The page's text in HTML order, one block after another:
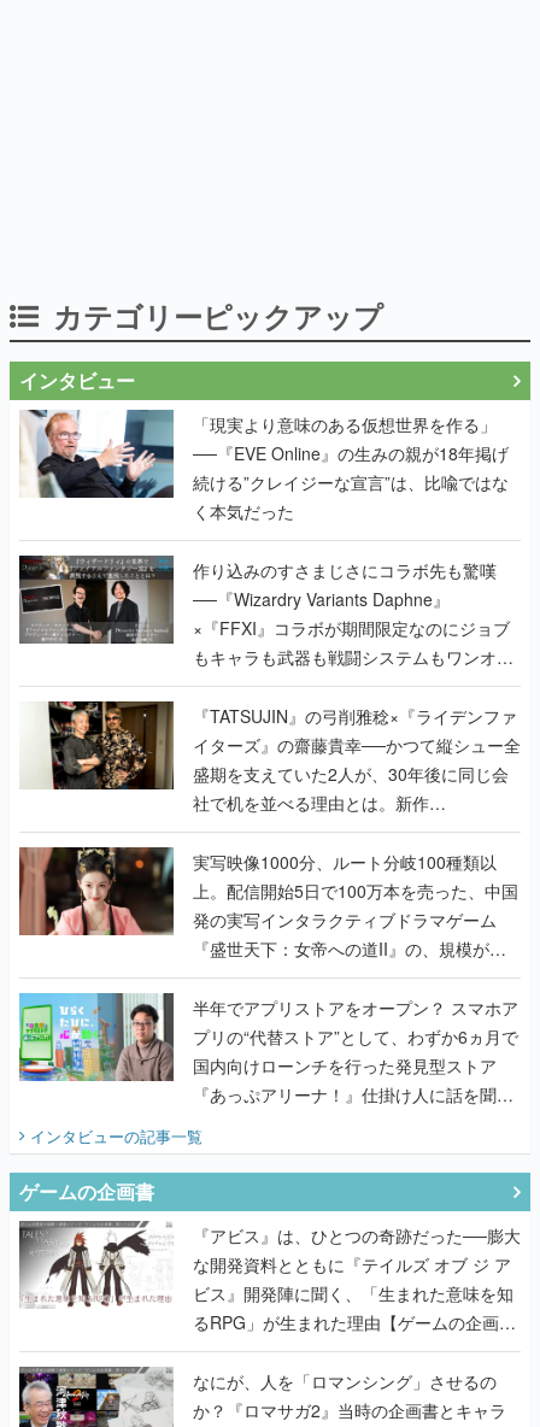
カテゴリーピックアップ
インタビュー
「現実より意味のある仮想世界を作る」
──『EVE Online』の生みの親が18年掲げ
続ける”クレイジーな宣言”は、比喩ではな
く本気だった
作り込みのすさまじさにコラボ先も驚嘆
──『Wizardry Variants Daphne』
×『FFXI』コラボが期間限定なのにジョブ
もキャラも武器も戦闘システムもワンオフ
で作り込まれた理由を両ディレクターに聞
く
『TATSUJIN』の弓削雅稔×『ライデンファ
イターズ』の齋藤貴幸──かつて縦シュー全
盛期を支えていた2人が、30年後に同じ会
社で机を並べる理由とは。新作
『TATSUJIN EXTREME』で初タッグを組
んだレジェンド2人に訊く開発秘話
実写映像1000分、ルート分岐100種類以
上。配信開始5日で100万本を売った、中国
発の実写インタラクティブドラマゲーム
『盛世天下：女帝への道II』の、規模が違
うこだわりをプロデューサーに聞いた
半年でアプリストアをオープン？ スマホア
プリの“代替ストア”として、わずか6ヵ月で
国内向けローンチを行った発見型ストア
『あっぷアリーナ！』仕掛け人に話を聞い
てみた
インタビューの記事一覧
ゲームの企画書
『アビス』は、ひとつの奇跡だった──膨大
な開発資料とともに『テイルズ オブ ジ ア
ビス』開発陣に聞く、「生まれた意味を知
るRPG」が生まれた理由【ゲームの企画
書】
なにが、人を「ロマンシング」させるの
か？『ロマサガ2』当時の企画書とキャラ